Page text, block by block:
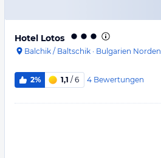
Hotel Lotos
Balchik / Baltschik · Bulgarien Norden
2% 1,1 / 6 4 Bewertungen